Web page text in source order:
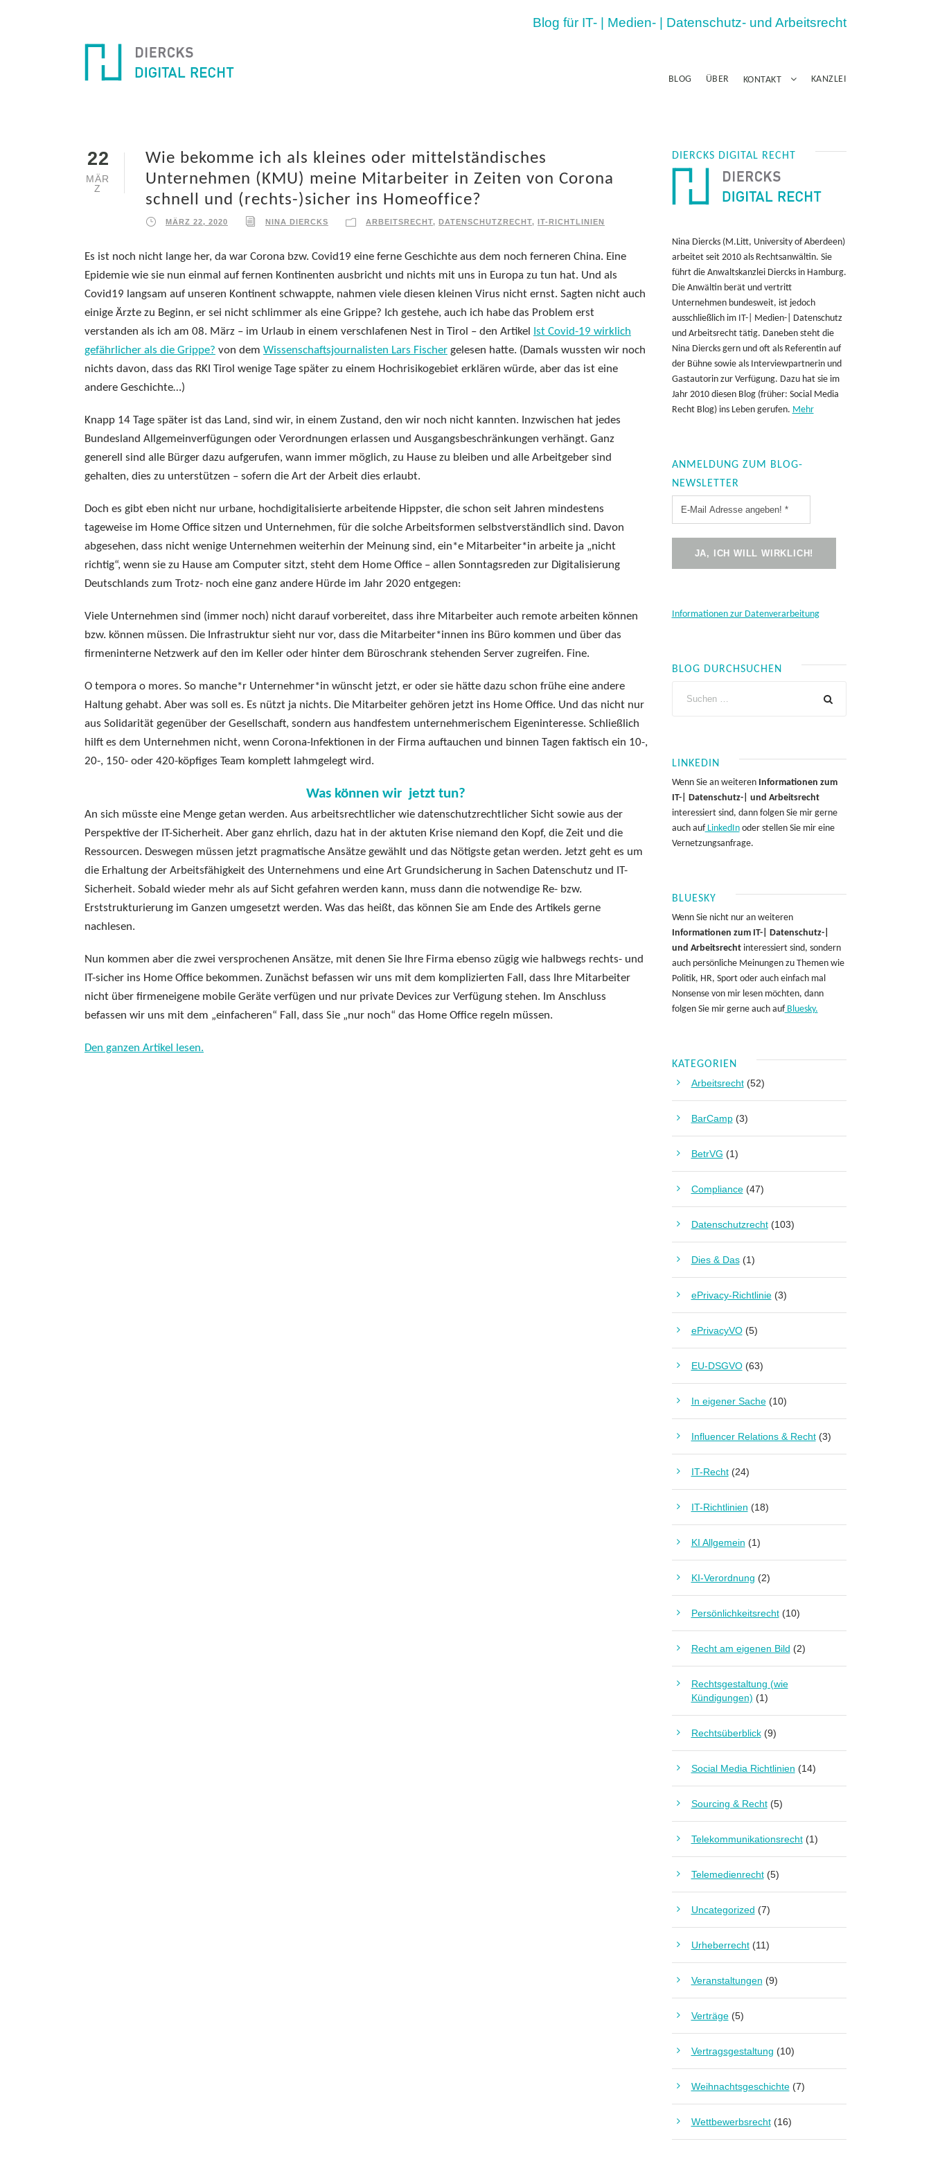
Blog für IT- | Medien- | Datenschutz- und Arbeitsrecht
BLOG ÜBER KONTAKT KANZLEI
22
MÄR
Z
Wie bekomme ich als kleines oder mittelständisches
Unternehmen (KMU) meine Mitarbeiter in Zeiten von Corona
schnell und (rechts-)sicher ins Homeoffice?
MÄRZ 22, 2020 NINA DIERCKS ARBEITSRECHT, DATENSCHUTZRECHT, IT-RICHTLINIEN
Es ist noch nicht lange her, da war Corona bzw. Covid19 eine ferne Geschichte aus dem noch ferneren China. Eine
Epidemie wie sie nun einmal auf fernen Kontinenten ausbricht und nichts mit uns in Europa zu tun hat. Und als
Covid19 langsam auf unseren Kontinent schwappte, nahmen viele diesen kleinen Virus nicht ernst. Sagten nicht auch
einige Ärzte zu Beginn, er sei nicht schlimmer als eine Grippe? Ich gestehe, auch ich habe das Problem erst
verstanden als ich am 08. März – im Urlaub in einem verschlafenen Nest in Tirol – den Artikel
Ist Covid-19 wirklich
gefährlicher als die Grippe? von dem Wissenschaftsjournalisten Lars Fischer gelesen hatte. (Damals wussten wir noch
nichts davon, dass das RKI Tirol wenige Tage später zu einem Hochrisikogebiet erklären würde, aber das ist eine
andere Geschichte…)
Knapp 14 Tage später ist das Land, sind wir, in einem Zustand, den wir noch nicht kannten. Inzwischen hat jedes
Bundesland Allgemeinverfügungen oder Verordnungen erlassen und Ausgangsbeschränkungen verhängt. Ganz
generell sind alle Bürger dazu aufgerufen, wann immer möglich, zu Hause zu bleiben und alle Arbeitgeber sind
gehalten, dies zu unterstützen – sofern die Art der Arbeit dies erlaubt.
Doch es gibt eben nicht nur urbane, hochdigitalisierte arbeitende Hippster, die schon seit Jahren mindestens
tageweise im Home Office sitzen und Unternehmen, für die solche Arbeitsformen selbstverständlich sind. Davon
abgesehen, dass nicht wenige Unternehmen weiterhin der Meinung sind, ein*e Mitarbeiter*in arbeite ja „nicht
richtig“, wenn sie zu Hause am Computer sitzt, steht dem Home Office – allen Sonntagsreden zur Digitalisierung
Deutschlands zum Trotz- noch eine ganz andere Hürde im Jahr 2020 entgegen:
Viele Unternehmen sind (immer noch) nicht darauf vorbereitet, dass ihre Mitarbeiter auch remote arbeiten können
bzw. können müssen. Die Infrastruktur sieht nur vor, dass die Mitarbeiter*innen ins Büro kommen und über das
firmeninterne Netzwerk auf den im Keller oder hinter dem Büroschrank stehenden Server zugreifen. Fine.
O tempora o mores. So manche*r Unternehmer*in wünscht jetzt, er oder sie hätte dazu schon frühe eine andere
Haltung gehabt. Aber was soll es. Es nützt ja nichts. Die Mitarbeiter gehören jetzt ins Home Office. Und das nicht nur
aus Solidarität gegenüber der Gesellschaft, sondern aus handfestem unternehmerischem Eigeninteresse. Schließlich
hilft es dem Unternehmen nicht, wenn Corona-Infektionen in der Firma auftauchen und binnen Tagen faktisch ein 10-,
20-, 150- oder 420-köpfiges Team komplett lahmgelegt wird.
Was können wir jetzt tun?
An sich müsste eine Menge getan werden. Aus arbeitsrechtlicher wie datenschutzrechtlicher Sicht sowie aus der
Perspektive der IT-Sicherheit. Aber ganz ehrlich, dazu hat in der aktuten Krise niemand den Kopf, die Zeit und die
Ressourcen. Deswegen müssen jetzt pragmatische Ansätze gewählt und das Nötigste getan werden. Jetzt geht es um
die Erhaltung der Arbeitsfähigkeit des Unternehmens und eine Art Grundsicherung in Sachen Datenschutz und IT-
Sicherheit. Sobald wieder mehr als auf Sicht gefahren werden kann, muss dann die notwendige Re- bzw.
Erststrukturierung im Ganzen umgesetzt werden. Was das heißt, das können Sie am Ende des Artikels gerne
nachlesen.
Nun kommen aber die zwei versprochenen Ansätze, mit denen Sie Ihre Firma ebenso zügig wie halbwegs rechts- und
IT-sicher ins Home Office bekommen. Zunächst befassen wir uns mit dem komplizierten Fall, dass Ihre Mitarbeiter
nicht über firmeneigene mobile Geräte verfügen und nur private Devices zur Verfügung stehen. Im Anschluss
befassen wir uns mit dem „einfacheren“ Fall, dass Sie „nur noch“ das Home Office regeln müssen.
Den ganzen Artikel lesen.
DIERCKS DIGITAL RECHT
Nina Diercks (M.Litt, University of Aberdeen)
arbeitet seit 2010 als Rechtsanwältin. Sie
führt die Anwaltskanzlei Diercks in Hamburg.
Die Anwältin berät und vertritt
Unternehmen bundesweit, ist jedoch
ausschließlich im IT-| Medien-| Datenschutz
und Arbeitsrecht tätig. Daneben steht die
Nina Diercks gern und oft als Referentin auf
der Bühne sowie als Interviewpartnerin und
Gastautorin zur Verfügung. Dazu hat sie im
Jahr 2010 diesen Blog (früher: Social Media
Recht Blog) ins Leben gerufen. Mehr
ANMELDUNG ZUM BLOG-
NEWSLETTER
Informationen zur Datenverarbeitung
BLOG DURCHSUCHEN
LINKEDIN
Wenn Sie an weiteren Informationen zum
IT-| Datenschutz-| und Arbeitsrecht
interessiert sind, dann folgen Sie mir gerne
auch aufLinkedInoder stellen Sie mir eine
Vernetzungsanfrage.
BLUESKY
Wenn Sie nicht nur an weiteren
Informationen zum IT-| Datenschutz-|
und Arbeitsrechtinteressiert sind, sondern
auch persönliche Meinungen zu Themen wie
Politik, HR, Sport oder auch einfach mal
Nonsense von mir lesen möchten, dann
folgen Sie mir gerne auch aufBluesky.
KATEGORIEN
Arbeitsrecht(52)
BarCamp(3)
BetrVG (1)
Compliance(47)
Datenschutzrecht(103)
Dies & Das(1)
ePrivacy-Richtlinie(3)
ePrivacyVO(5)
EU-DSGVO(63)
In eigener Sache(10)
Influencer Relations & Recht(3)
IT-Recht(24)
IT-Richtlinien (18)
KI Allgemein (1)
KI-Verordnung (2)
Persönlichkeitsrecht(10)
Recht am eigenen Bild (2)
Rechtsgestaltung (wie
Kündigungen) (1)
Rechtsüberblick(9)
Social Media Richtlinien (14)
Sourcing & Recht(5)
Telekommunikationsrecht(1)
Telemedienrecht(5)
Uncategorized (7)
Urheberrecht(11)
Veranstaltungen (9)
Verträge(5)
Vertragsgestaltung (10)
Weihnachtsgeschichte(7)
Wettbewerbsrecht(16)